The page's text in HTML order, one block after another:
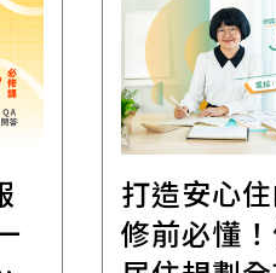
打造安心
修前必懂